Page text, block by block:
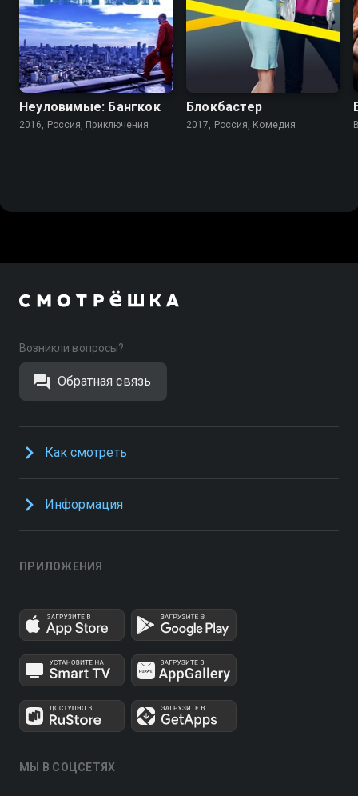
Неуловимые: Бангкок
2016, Россия, Приключения
Блокбастер
2017, Россия, Комедия
Возникли вопросы?
Обратная связь
Как смотреть
Информация
ПРИЛОЖЕНИЯ
МЫ В СОЦСЕТЯХ